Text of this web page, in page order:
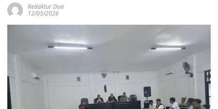
Redaktur Dua
12/05/2026